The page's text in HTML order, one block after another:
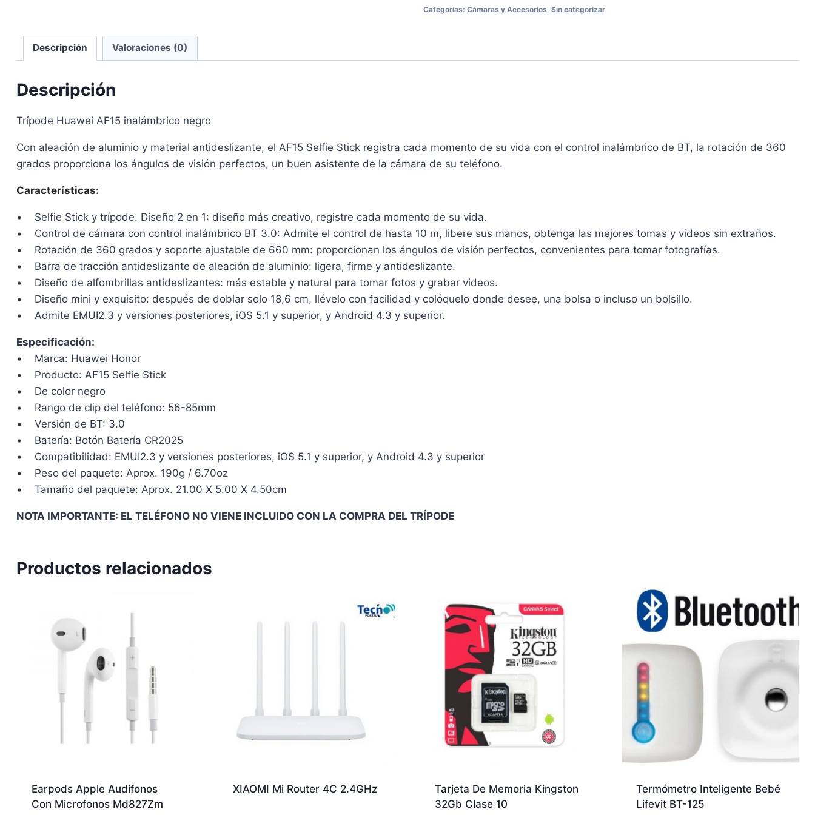
Categorías: Cámaras y Accesorios Sin categorizar
Descripción Valoraciones (0)
Descripción
Trípode Huawei AF15 inalámbrico negro
Con aleación de aluminio y material antideslizante, el AF15 Selfie Stick registra cada momento de su vida con el control inalámbrico de BT, la rotación de 360
grados proporciona los ángulos de visión perfectos, un buen asistente de la cámara de su teléfono.
Características:
• Selfie Stick y trípode. Diseño 2 en 1: diseño más creativo, registre cada momento de su vida.
• Control de cámara con control inalámbrico BT 3.0: Admite el control de hasta 10 m, libere sus manos, obtenga las mejores tomas y videos sin extraños.
• Rotación de 360 grados y soporte ajustable de 660 mm: proporcionan los ángulos de visión perfectos, convenientes para tomar fotografías.
• Barra de tracción antideslizante de aleación de aluminio: ligera, firme y antideslizante.
• Diseño de alfombrillas antideslizantes: más estable y natural para tomar fotos y grabar videos.
• Diseño mini y exquisito: después de doblar solo 18,6 cm, llévelo con facilidad y colóquelo donde desee, una bolsa o incluso un bolsillo.
• Admite EMUI2.3 y versiones posteriores, iOS 5.1 y superior, y Android 4.3 y superior.
Especificación:
• Marca: Huawei Honor
• Producto: AF15 Selfie Stick
• De color negro
• Rango de clip del teléfono: 56-85mm
• Versión de BT: 3.0
• Batería: Botón Batería CR2025
• Compatibilidad: EMUI2.3 y versiones posteriores, iOS 5.1 y superior, y Android 4.3 y superior
• Peso del paquete: Aprox. 190g / 6.70oz
• Tamaño del paquete: Aprox. 21.00 X 5.00 X 4.50cm
NOTA IMPORTANTE: EL TELÉFONO NO VIENE INCLUIDO CON LA COMPRA DEL TRÍPODE
Productos relacionados
Earpods Apple Audifonos
Con Microfonos Md827Zm
XIAOMI Mi Router 4C 2.4GHz
Tarjeta De Memoria Kingston
32Gb Clase 10
Termómetro Inteligente Bebé
Lifevit BT-125